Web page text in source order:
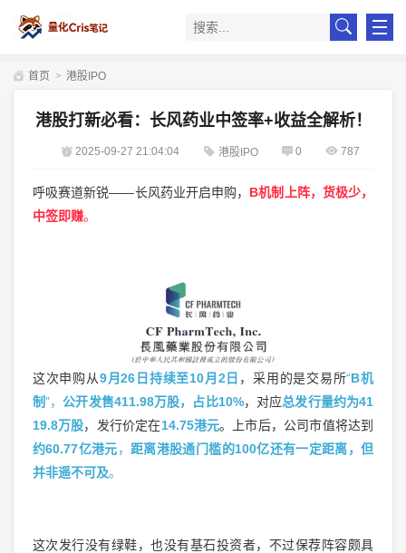
首页 > 港股IPO
港股打新必看：长风药业中签率+收益全解析！
2025-09-27 21:04:04 港股IPO 0 787
呼吸赛道新锐——长风药业开启申购， B机制上阵，货极少，
中签即赚。
这次申购从9月26日持续至10月2日 ，采用的是交易所“B机
制”，公开发售411.98万股，占比10%，对应总发行量约为41
19.8万股，发行价定在14.75港元。上市后，公司市值将达到
约60.77亿港元， 距离港股通门槛的100亿还有一定距离，但
并非遥不可及。
这次发行没有绿鞋，也没有基石投资者，不过保荐阵容颇具